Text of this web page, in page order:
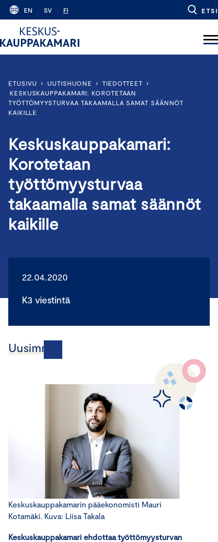
Skip
content
EN SV FI ETSI
ETUSIVU › UUTISHUONE › TIEDOTTEET
›
KESKUSKAUPPAKAMARI: KOROTETAAN
TYÖTTÖMYYSTURVAA TAKAAMALLA SAMAT SÄÄNNÖT
KAIKILLE
Keskuskauppakamari:
Korotetaan
työttömyysturvaa
takaamalla samat säännöt
kaikille
22.04.2020
K3 viestintä
Uusimmat
Keskuskauppakamarin pääekonomisti Mauri
Kotamäki. Kuva: Liisa Takala
Keskuskauppakamari ehdottaa työttömyysturvan